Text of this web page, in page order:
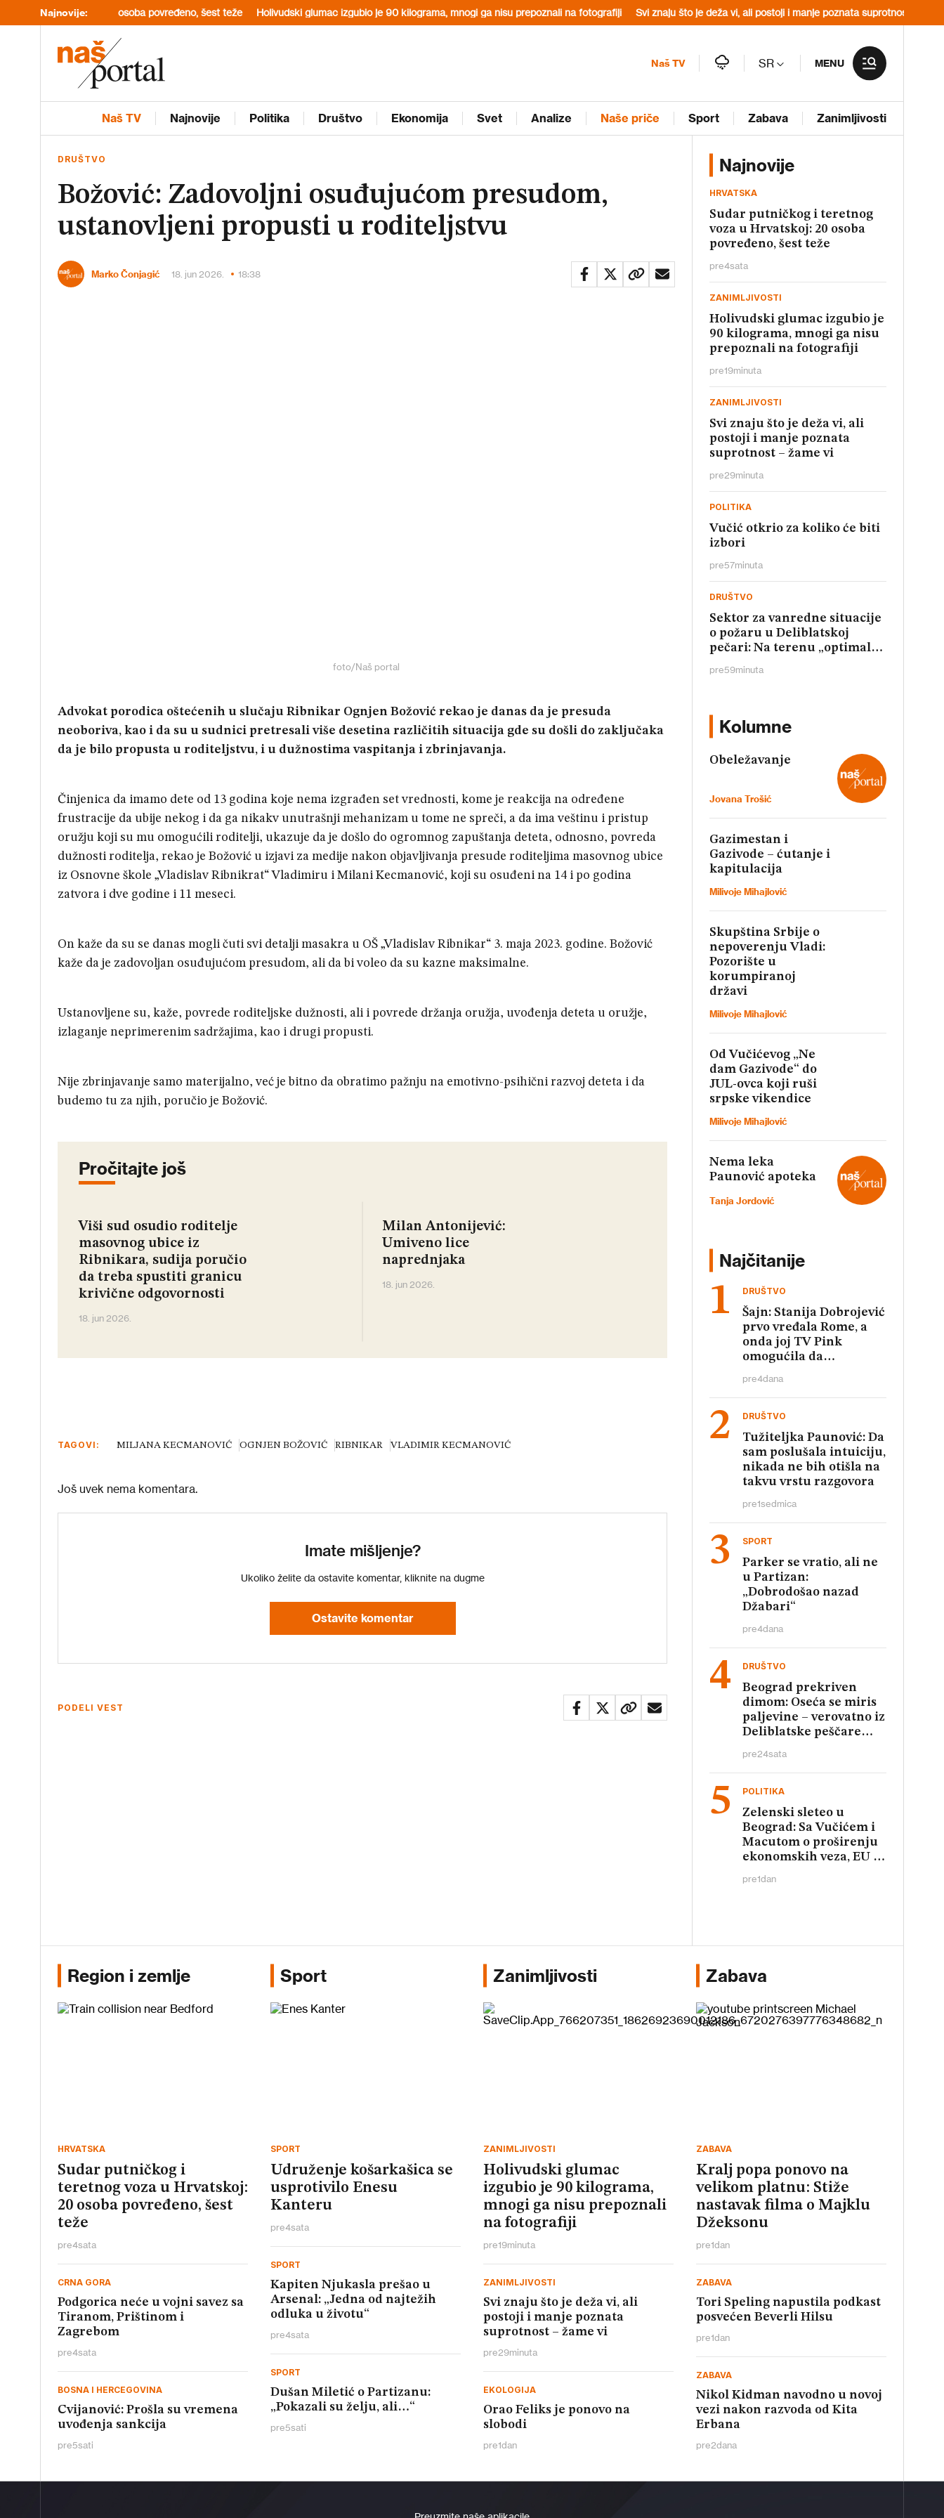
Najnovije:
20 osoba povređeno, šest teže Holivudski glumac izgubio je 90 kilograma, mnogi ga nisu prepoznali na fotografiji Svi znaju što je deža vi, ali postoji i manje poznata suprotnost – žame vi
Naš TV SR MENU
Naš TV Najnovije Politika Društvo Ekonomija Svet Analize Naše priče Sport Zabava Zanimljivosti
DRUŠTVO
Božović: Zadovoljni osuđujućom presudom,
ustanovljeni propusti u roditeljstvu
Marko Čonjagić 18. jun 2026. 18:38
foto/Naš portal
Advokat porodica oštećenih u slučaju Ribnikar Ognjen Božović rekao je danas da je presuda
neoboriva, kao i da su u sudnici pretresali više desetina različitih situacija gde su došli do zaključaka
da je bilo propusta u roditeljstvu, i u dužnostima vaspitanja i zbrinjavanja.
Činjenica da imamo dete od 13 godina koje nema izgrađen set vrednosti, kome je reakcija na određene
frustracije da ubije nekog i da ga nikakv unutrašnji mehanizam u tome ne spreči, a da ima veštinu i pristup
oružju koji su mu omogućili roditelji, ukazuje da je došlo do ogromnog zapuštanja deteta, odnosno, povreda
dužnosti roditelja, rekao je Božović u izjavi za medije nakon objavljivanja presude roditeljima masovnog ubice
iz Osnovne škole „Vladislav Ribnikrat“ Vladimiru i Milani Kecmanović, koji su osuđeni na 14 i po godina
zatvora i dve godine i 11 meseci.
On kaže da su se danas mogli čuti svi detalji masakra u OŠ „Vladislav Ribnikar“ 3. maja 2023. godine. Božović
kaže da je zadovoljan osuđujućom presudom, ali da bi voleo da su kazne maksimalne.
Ustanovljene su, kaže, povrede roditeljske dužnosti, ali i povrede držanja oružja, uvođenja deteta u oružje,
izlaganje neprimerenim sadržajima, kao i drugi propusti.
Nije zbrinjavanje samo materijalno, već je bitno da obratimo pažnju na emotivno-psihični razvoj deteta i da
budemo tu za njih, poručio je Božović.
Pročitajte još
Viši sud osudio roditelje
masovnog ubice iz
Ribnikara, sudija poručio
da treba spustiti granicu
krivične odgovornosti
18. jun 2026.
Milan Antonijević:
Umiveno lice
naprednjaka
18. jun 2026.
TAGOVI: MILJANA KECMANOVIĆ OGNJEN BOŽOVIĆ RIBNIKAR VLADIMIR KECMANOVIĆ
Još uvek nema komentara.
Imate mišljenje?
Ukoliko želite da ostavite komentar, kliknite na dugme
Ostavite komentar
PODELI VEST
Najnovije
HRVATSKA
Sudar putničkog i teretnog
voza u Hrvatskoj: 20 osoba
povređeno, šest teže
pre4sata
ZANIMLJIVOSTI
Holivudski glumac izgubio je
90 kilograma, mnogi ga nisu
prepoznali na fotografiji
pre19minuta
ZANIMLJIVOSTI
Svi znaju što je deža vi, ali
postoji i manje poznata
suprotnost – žame vi
pre29minuta
POLITIKA
Vučić otkrio za koliko će biti
izbori
pre57minuta
DRUŠTVO
Sektor za vanredne situacije
o požaru u Deliblatskoj
pečari: Na terenu „optimalan
pre59minuta
Kolumne
Obeležavanje
Jovana Trošić
Gazimestan i
Gazivode – ćutanje i
kapitulacija
Milivoje Mihajlović
Skupština Srbije o
nepoverenju Vladi:
Pozorište u
korumpiranoj
državi
Milivoje Mihajlović
Od Vučićevog „Ne
dam Gazivode“ do
JUL-ovca koji ruši
srpske vikendice
Milivoje Mihajlović
Nema leka
Paunović apoteka
Tanja Jordović
Najčitanije
DRUŠTVO
Šajn: Stanija Dobrojević
prvo vređala Rome, a
onda joj TV Pink
omogućila da
pre4dana
DRUŠTVO
Tužiteljka Paunović: Da
sam poslušala intuiciju,
nikada ne bih otišla na
takvu vrstu razgovora
pre1sedmica
SPORT
Parker se vratio, ali ne
u Partizan:
„Dobrodošao nazad
Džabari“
pre4dana
DRUŠTVO
Beograd prekriven
dimom: Oseća se miris
paljevine – verovatno iz
Deliblatske peščare
pre24sata
POLITIKA
Zelenski sleteo u
Beograd: Sa Vučićem i
Macutom o proširenju
ekonomskih veza, EU i
pre1dan
Region i zemlje
HRVATSKA
Sudar putničkog i
teretnog voza u Hrvatskoj:
20 osoba povređeno, šest
teže
pre4sata
CRNA GORA
Podgorica neće u vojni savez sa
Tiranom, Prištinom i
Zagrebom
pre4sata
BOSNA I HERCEGOVINA
Cvijanović: Prošla su vremena
uvođenja sankcija
pre5sati
Sport
SPORT
Udruženje košarkašica se
usprotivilo Enesu
Kanteru
pre4sata
SPORT
Kapiten Njukasla prešao u
Arsenal: „Jedna od najtežih
odluka u životu“
pre4sata
SPORT
Dušan Miletić o Partizanu:
„Pokazali su želju, ali…“
pre5sati
Zanimljivosti
ZANIMLJIVOSTI
Holivudski glumac
izgubio je 90 kilograma,
mnogi ga nisu prepoznali
na fotografiji
pre19minuta
ZANIMLJIVOSTI
Svi znaju što je deža vi, ali
postoji i manje poznata
suprotnost – žame vi
pre29minuta
EKOLOGIJA
Orao Feliks je ponovo na
slobodi
pre1dan
Zabava
ZABAVA
Kralj popa ponovo na
velikom platnu: Stiže
nastavak filma o Majklu
Džeksonu
pre1dan
ZABAVA
Tori Speling napustila podkast
posvećen Beverli Hilsu
pre1dan
ZABAVA
Nikol Kidman navodno u novoj
vezi nakon razvoda od Kita
Erbana
pre2dana